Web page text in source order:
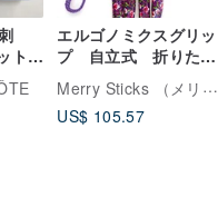
ト】
ス
エルゴノミクスグリッ
プ 自立式 折りたた
みステッキ ワインガ
ーデン【 バーガンディ
ー 】【 左手用 】
Merry Sticks （メリースティックス）
US$ 105.57